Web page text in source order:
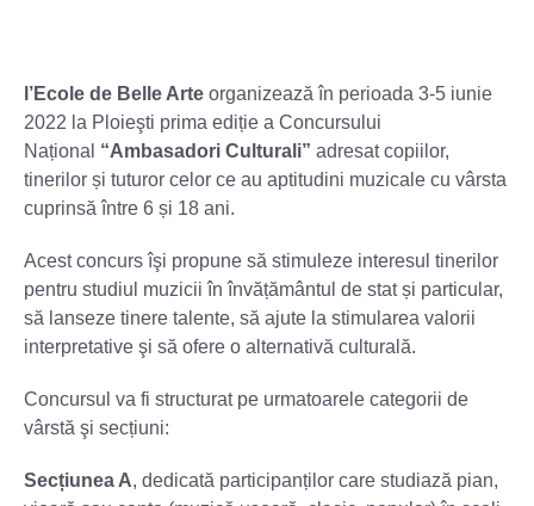
l’Ecole de Belle Arte organizează în perioada 3-5 iunie
2022 la Ploieşti prima ediție a Concursului
Național “Ambasadori Culturali” adresat copiilor,
tinerilor și tuturor celor ce au aptitudini muzicale cu vârsta
cuprinsă între 6 și 18 ani.
Acest concurs îşi propune să stimuleze interesul tinerilor
pentru studiul muzicii în învățământul de stat și particular,
să lanseze tinere talente, să ajute la stimularea valorii
interpretative şi să ofere o alternativă culturală.
Concursul va fi structurat pe urmatoarele categorii de
vârstă şi secțiuni:
Secțiunea A, dedicată participanților care studiază pian,